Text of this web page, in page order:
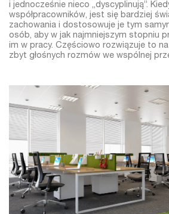
i jednocześnie nieco „dyscyplinują”.
współpracowników, jest się bardziej
zachowania i dostosowuje je tym
osób, aby w jak najmniejszym stopniu
im w pracy. Częściowo rozwiązuje to
zbyt głośnych rozmów we wspólnej